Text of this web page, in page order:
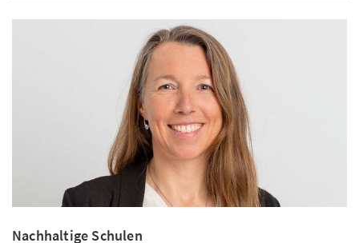
Nachhaltige Schulen